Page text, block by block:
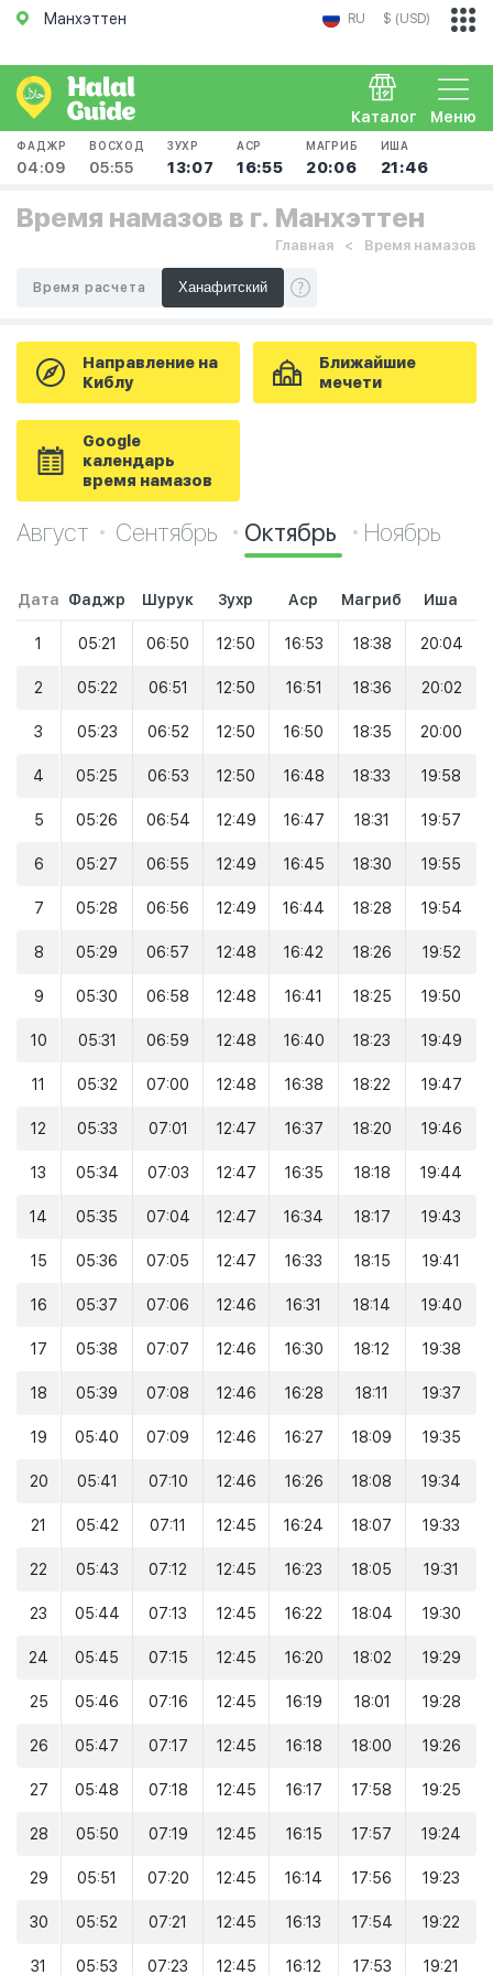
Манхэттен RU $ (USD)
Меню
Каталог
ФАДЖР
04:09
ВОСХОД
05:55
ЗУХР
13:07
АСР
16:55
МАГРИБ
20:06
ИША
21:46
Время намазов в г. Манхэттен
Главная Время намазов
Время расчета
Направление на
Киблу
Ближайшие
мечети
Google
календарь
время намазов
Август Сентябрь Октябрь Ноябрь
Дата Фаджр Шурук Зухр Аср Магриб Иша
1 05:21 06:50 12:50 16:53 18:38 20:04
2 05:22 06:51 12:50 16:51 18:36 20:02
3 05:23 06:52 12:50 16:50 18:35 20:00
4 05:25 06:53 12:50 16:48 18:33 19:58
5 05:26 06:54 12:49 16:47 18:31 19:57
6 05:27 06:55 12:49 16:45 18:30 19:55
7 05:28 06:56 12:49 16:44 18:28 19:54
8 05:29 06:57 12:48 16:42 18:26 19:52
9 05:30 06:58 12:48 16:41 18:25 19:50
10 05:31 06:59 12:48 16:40 18:23 19:49
11 05:32 07:00 12:48 16:38 18:22 19:47
12 05:33 07:01 12:47 16:37 18:20 19:46
13 05:34 07:03 12:47 16:35 18:18 19:44
14 05:35 07:04 12:47 16:34 18:17 19:43
15 05:36 07:05 12:47 16:33 18:15 19:41
16 05:37 07:06 12:46 16:31 18:14 19:40
17 05:38 07:07 12:46 16:30 18:12 19:38
18 05:39 07:08 12:46 16:28 18:11 19:37
19 05:40 07:09 12:46 16:27 18:09 19:35
20 05:41 07:10 12:46 16:26 18:08 19:34
21 05:42 07:11 12:45 16:24 18:07 19:33
22 05:43 07:12 12:45 16:23 18:05 19:31
23 05:44 07:13 12:45 16:22 18:04 19:30
24 05:45 07:15 12:45 16:20 18:02 19:29
25 05:46 07:16 12:45 16:19 18:01 19:28
26 05:47 07:17 12:45 16:18 18:00 19:26
27 05:48 07:18 12:45 16:17 17:58 19:25
28 05:50 07:19 12:45 16:15 17:57 19:24
29 05:51 07:20 12:45 16:14 17:56 19:23
30 05:52 07:21 12:45 16:13 17:54 19:22
31 05:53 07:23 12:45 16:12 17:53 19:21